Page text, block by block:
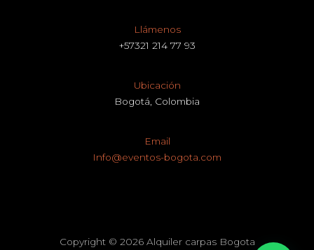
Llámenos
+57321 214 77 93
Ubicación
Bogotá, Colombia
Email
Info@eventos-bogota.com
Copyright © 2026 Alquiler carpas Bogota